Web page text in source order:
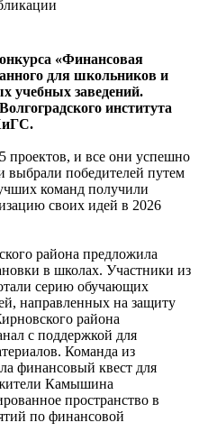
«Финансовая
для школьников и
учебных заведений.
института
проектов, и все они успешно
выбрали победителей путем
команд получили
своих идей в 2026
района предложила
в школах. Участники из
серию обучающих
направленных на защиту
района
с поддержкой для
Команда из
финансовый квест для
Камышина
пространство в
по финансовой